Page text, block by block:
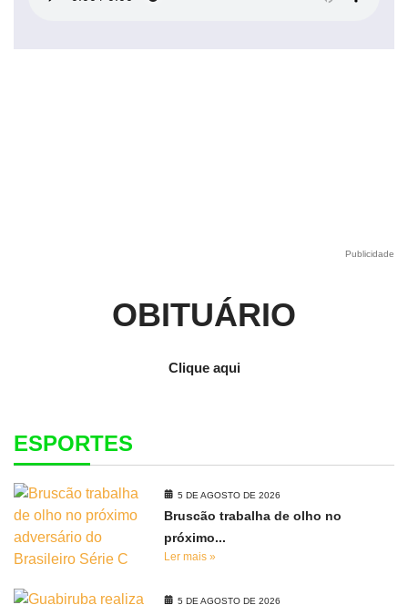
Publicidade
OBITUÁRIO
Clique aqui
ESPORTES
5 DE AGOSTO DE 2026
Bruscão trabalha de olho no
próximo...
Ler mais »
5 DE AGOSTO DE 2026